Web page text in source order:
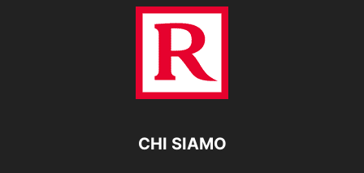
CHI SIAMO